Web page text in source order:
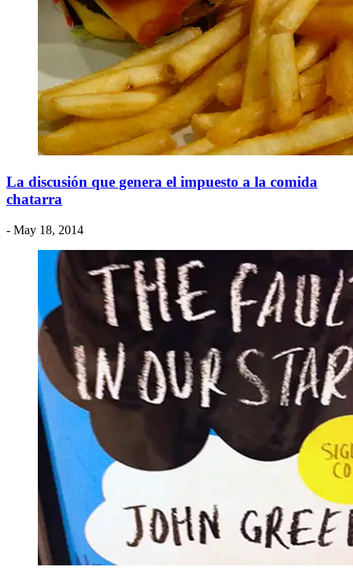
La discusión que genera el impuesto a la comida
chatarra
- May 18, 2014